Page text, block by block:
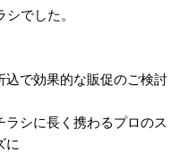
でした。
込で効果的な販促のご検討
シに長く携わるプロのス
に